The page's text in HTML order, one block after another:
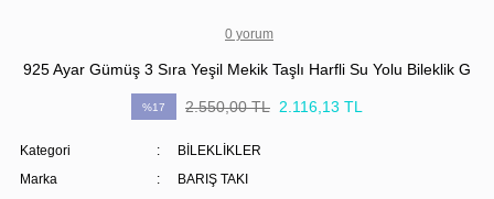
0 yorum
925 Ayar Gümüş 3 Sıra Yeşil Mekik Taşlı Harfli Su Yolu Bileklik G
%17 2.550,00 TL 2.116,13 TL
Kategori
BİLEKLİKLER
Marka
BARIŞ TAKI